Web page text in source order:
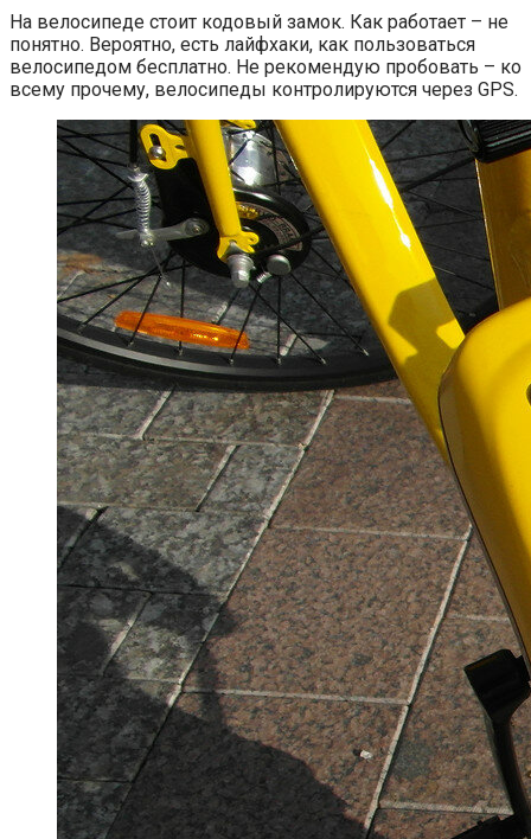
На велосипеде стоит кодовый замок. Как работает – не
понятно. Вероятно, есть лайфхаки, как пользоваться
велосипедом бесплатно. Не рекомендую пробовать – ко
всему прочему, велосипеды контролируются через GPS.